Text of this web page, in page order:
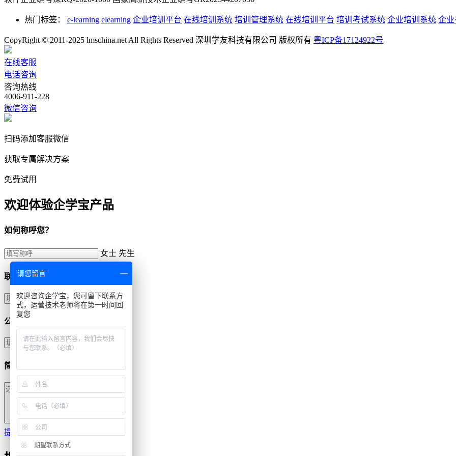
热门标签： e-learning elearning 企业培训平台 在线培训系统 培训管理系统 在线培训平台 培训考试系统 企业培训系统 企业
CopyRight © 2011-2025 lmschina.net All Rights Reserved 深圳学友科技有限公司 版权所有 粤ICP备17124922号
在线客服
电话咨询
咨询热线
4006-911-228
微信咨询
扫码添加客服微信
获取专属解决方案
免费试用
欢迎体验企学宝产品
如何称呼您？
女士 先生
联系方式
公司名称
简单描述需求
提交
请您留言
欢迎咨询企学宝，您可留下联系方
式，运营技术老师将在第一时间回
复您
期望联系方式